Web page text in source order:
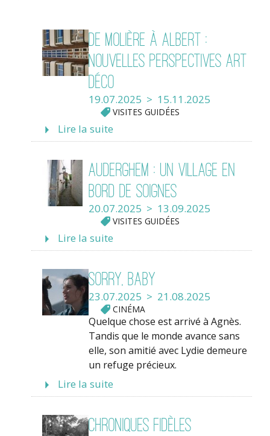
De Molière à Albert :
nouvelles perspectives Art
Déco
19.07.2025 > 15.11.2025
VISITES GUIDÉES
Lire la suite
Auderghem : un village en
bord de Soignes
20.07.2025 > 13.09.2025
VISITES GUIDÉES
Lire la suite
Sorry, Baby
23.07.2025 > 21.08.2025
CINÉMA
Quelque chose est arrivé à Agnès.
Tandis que le monde avance sans
elle, son amitié avec Lydie demeure
un refuge précieux.
Lire la suite
Chroniques fidèles